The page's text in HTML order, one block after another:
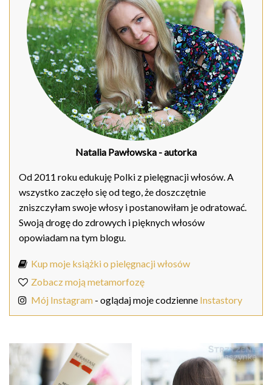
Natalia Pawłowska - autorka
Od 2011 roku edukuję Polki z pielęgnacji włosów. A
wszystko zaczęło się od tego, że doszczętnie
zniszczyłam swoje włosy i postanowiłam je odratować.
Swoją drogę do zdrowych i pięknych włosów
opowiadam na tym blogu.
Kup moje książki o pielęgnacji włosów
Zobacz moją metamorfozę
Mój Instagram - oglądaj moje codzienne Instastory